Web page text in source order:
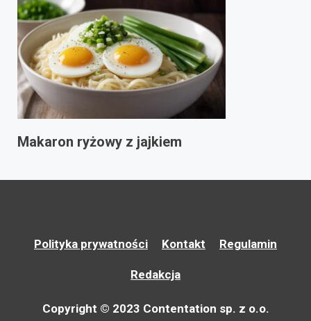
Makaron ryżowy z jajkiem
Polityka prywatności Kontakt Regulamin
Redakcja
Copyright © 2023 Contentation sp. z o.o.